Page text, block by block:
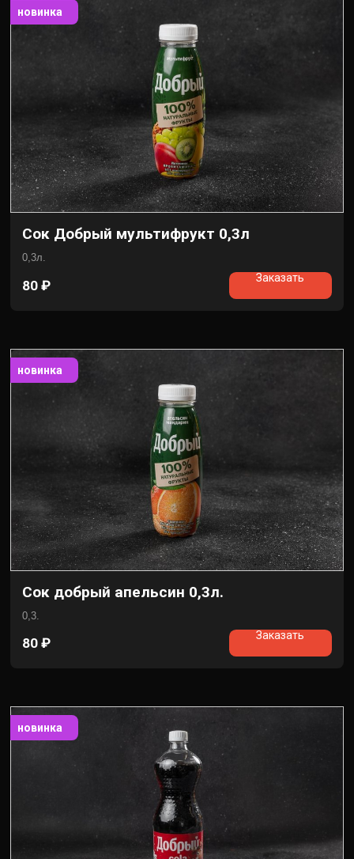
Сок Добрый мультифрукт 0,3л
0,3л.
80 ₽ Заказать
новинка
Сок добрый апельсин 0,3л.
0,3.
80 ₽ Заказать
новинка
новинка